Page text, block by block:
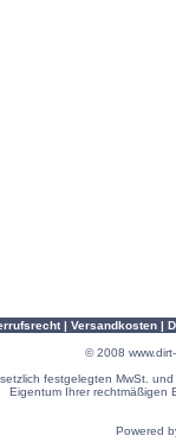
| Versandkosten |
© 2008
festgelegten MwSt.
Eigentum Ihrer rechtmäßigen
Powered